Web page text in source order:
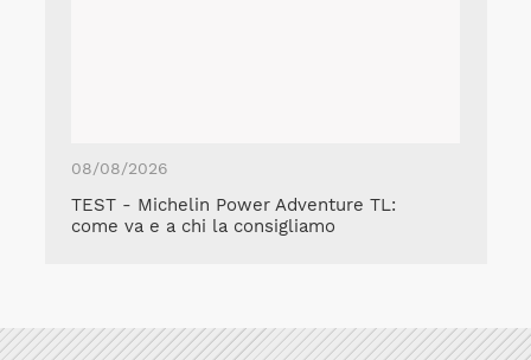
08/08/2026
TEST - Michelin Power Adventure TL:
come va e a chi la consigliamo